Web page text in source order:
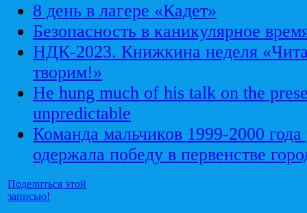
8 день в лагере «Кадет»
Безопасность в каникулярное
НДК-2023. Книжкина неделя
творим!»
He hung much of his talk on the
unpredictable
Команда мальчиков 1999-2000
одержала победу в первенстве
Поделиться этой
записью!